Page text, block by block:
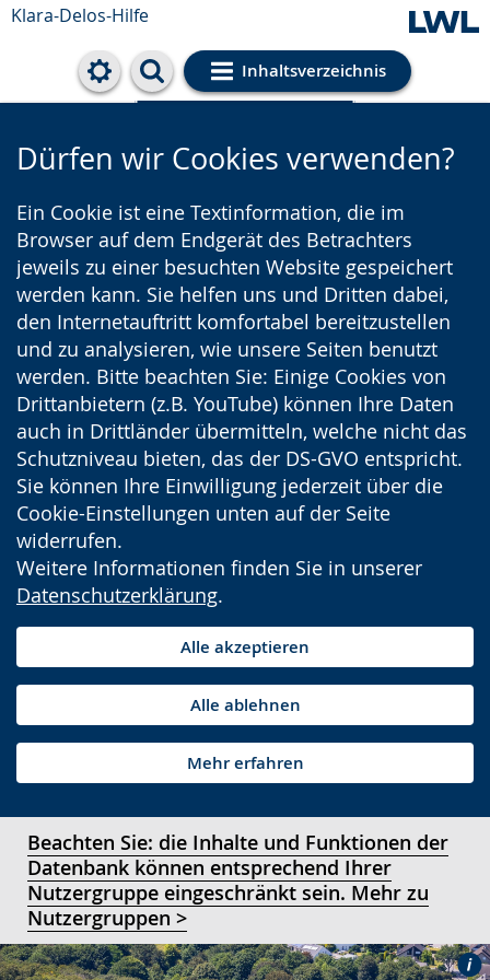
Klara-Delos-Hilfe
Inhaltsverzeichnis
Cookie-Einstellungen
Dürfen wir Cookies verwenden?
Ein Cookie ist eine Textinformation, die im
Browser auf dem Endgerät des Betrachters
jeweils zu einer besuchten Website gespeichert
werden kann. Sie helfen uns und Dritten dabei,
den Internetauftritt komfortabel bereitzustellen
und zu analysieren, wie unsere Seiten benutzt
werden. Bitte beachten Sie: Einige Cookies von
Drittanbietern (z.B. YouTube) können Ihre Daten
auch in Drittländer übermitteln, welche nicht das
Schutzniveau bieten, das der DS-GVO entspricht.
Sie können Ihre Einwilligung jederzeit über die
Cookie-Einstellungen unten auf der Seite
widerrufen.
Weitere Informationen finden Sie in unserer
Datenschutzerklärung.
Alle akzeptieren
Alle ablehnen
Mehr erfahren
Beachten Sie: die Inhalte und Funktionen der
Datenbank können entsprechend Ihrer
Nutzergruppe eingeschränkt sein. Mehr zu
Nutzergruppen >